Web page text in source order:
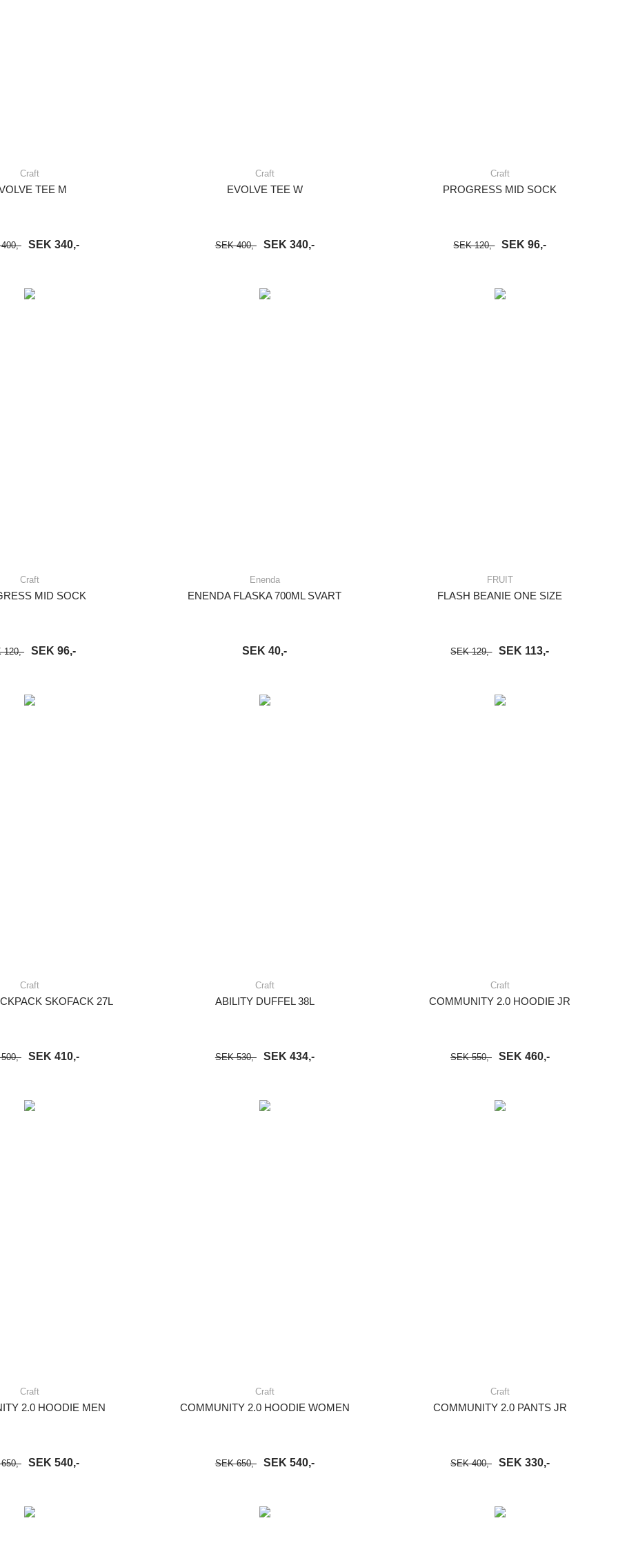
Craft
TEE M
SEK 340,-
Craft
EVOLVE TEE W
SEK 400,- SEK 340,-
Craft
PROGRESS MID SOCK
SEK 120,- SEK 96,-
Craft
MID SOCK
120,- SEK 96,-
Enenda
ENENDA FLASKA 700ML SVART
SEK 40,-
FRUIT
FLASH BEANIE ONE SIZE
SEK 129,- SEK 113,-
Craft
SKOFACK 27L
SEK 410,-
Craft
ABILITY DUFFEL 38L
SEK 530,- SEK 434,-
Craft
COMMUNITY 2.0 HOODIE JR
SEK 550,- SEK 460,-
Craft
2.0 HOODIE MEN
SEK 540,-
Craft
COMMUNITY 2.0 HOODIE WOMEN
SEK 650,- SEK 540,-
Craft
COMMUNITY 2.0 PANTS JR
SEK 400,- SEK 330,-